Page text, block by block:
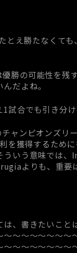
とえ勝たなくて
勝の可能性を残
だよね。
試合でも引き分け
ャンピオンズリ
を獲得するた
いう意味では
よりも、重要
、書きたいこ
～～～～～～
～～～～～～～